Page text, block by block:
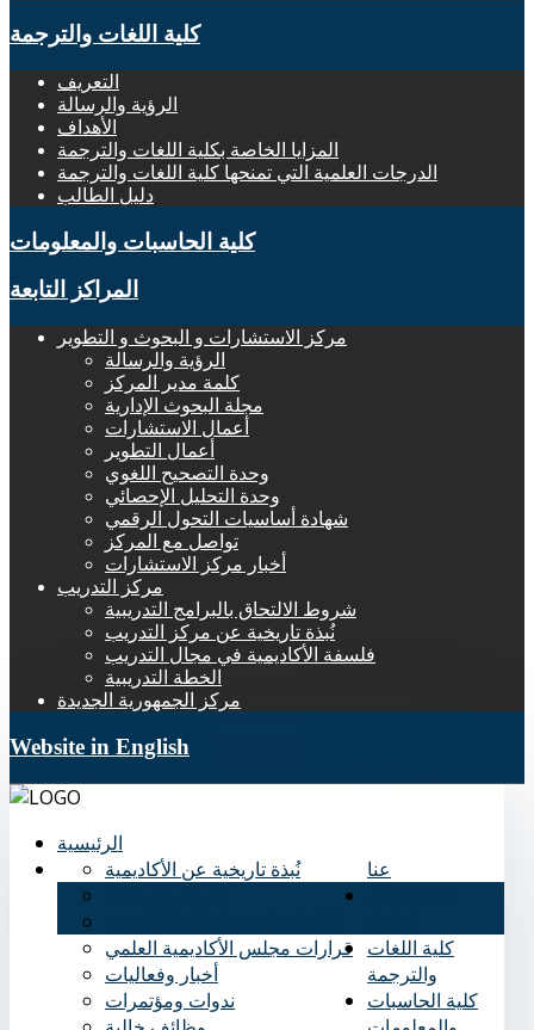
كلية اللغات والترجمة
التعريف
الرؤية والرسالة
الأهداف
المزايا الخاصة بكلية اللغات والترجمة
الدرجات العلمية التي تمنحها كلية اللغات والترجمة
دليل الطالب
كلية الحاسبات والمعلومات
المراكز التابعة
مركز الاستشارات و البحوث و التطوير
الرؤية والرسالة
كلمة مدير المركز
مجلة البحوث الإدارية
أعمال الاستشارات
أعمال التطوير
وحدة التصحيح اللغوي
وحدة التحليل الإحصائي
شهادة أساسيات التحول الرقمي
تواصل مع المركز
أخبار مركز الاستشارات
مركز التدريب
شروط الالتحاق بالبرامج التدريبية
نُبذة تاريخية عن مركز التدريب
فلسفة الأكاديمية في مجال التدريب
الخطة التدريبية
مركز الجمهورية الجديدة
Website in English
الرئيسية
عنا
نُبذة تاريخية عن الأكاديمية
قرارات مجلس الأكاديمية العلمي
أخبار وفعاليات
ندوات ومؤتمرات
كلية اللغات
والترجمة
كلية الحاسبات